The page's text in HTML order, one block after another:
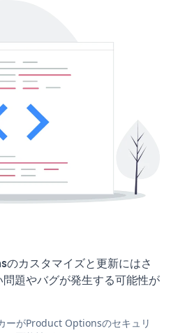
カスタマイズと更新にはさ
題やバグが発生する可能性が
ーがProduct Optionsのセキュリ